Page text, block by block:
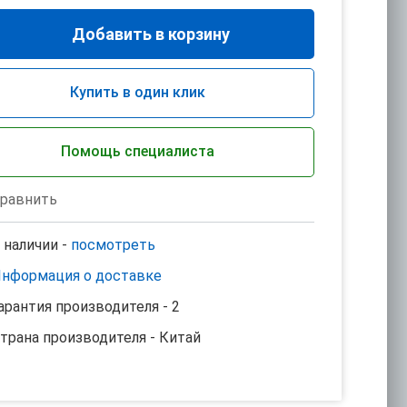
Добавить в корзину
Купить в один клик
Помощь специалиста
наличии - посмотреть
о доставке
производителя - 2
производителя - Китай